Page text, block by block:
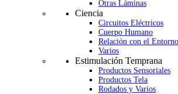
Otras Láminas
Ciencia
Circuitos Eléctricos
Cuerpo Humano
Relación con el Entorno
Varios
Estimulación Temprana
Productos Sensoriales
Productos Tela
Rodados y Varios